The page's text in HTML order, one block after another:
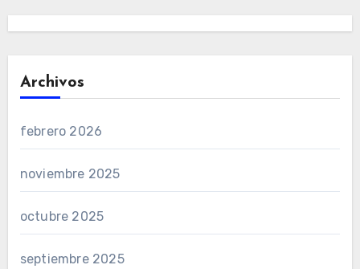
Archivos
febrero 2026
noviembre 2025
octubre 2025
septiembre 2025